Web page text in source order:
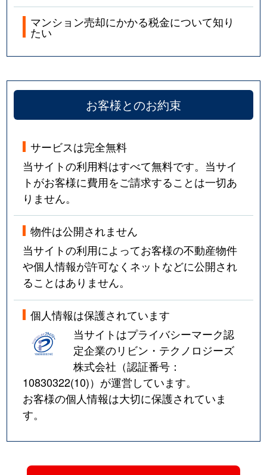
マンション売却にかかる税金について知り
たい
お客様とのお約束
サービスは完全無料
当サイトの利用料はすべて無料です。当サイ
トがお客様に費用をご請求することは一切あ
りません。
物件は公開されません
当サイトの利用によってお客様の不動産物件
や個人情報が許可なくネットなどに公開され
ることはありません。
個人情報は保護されています
当サイトはプライバシーマーク認
定企業のリビン・テクノロジーズ
株式会社（認証番号：
10830322(10)）が運営しています。
お客様の個人情報は大切に保護されていま
す。